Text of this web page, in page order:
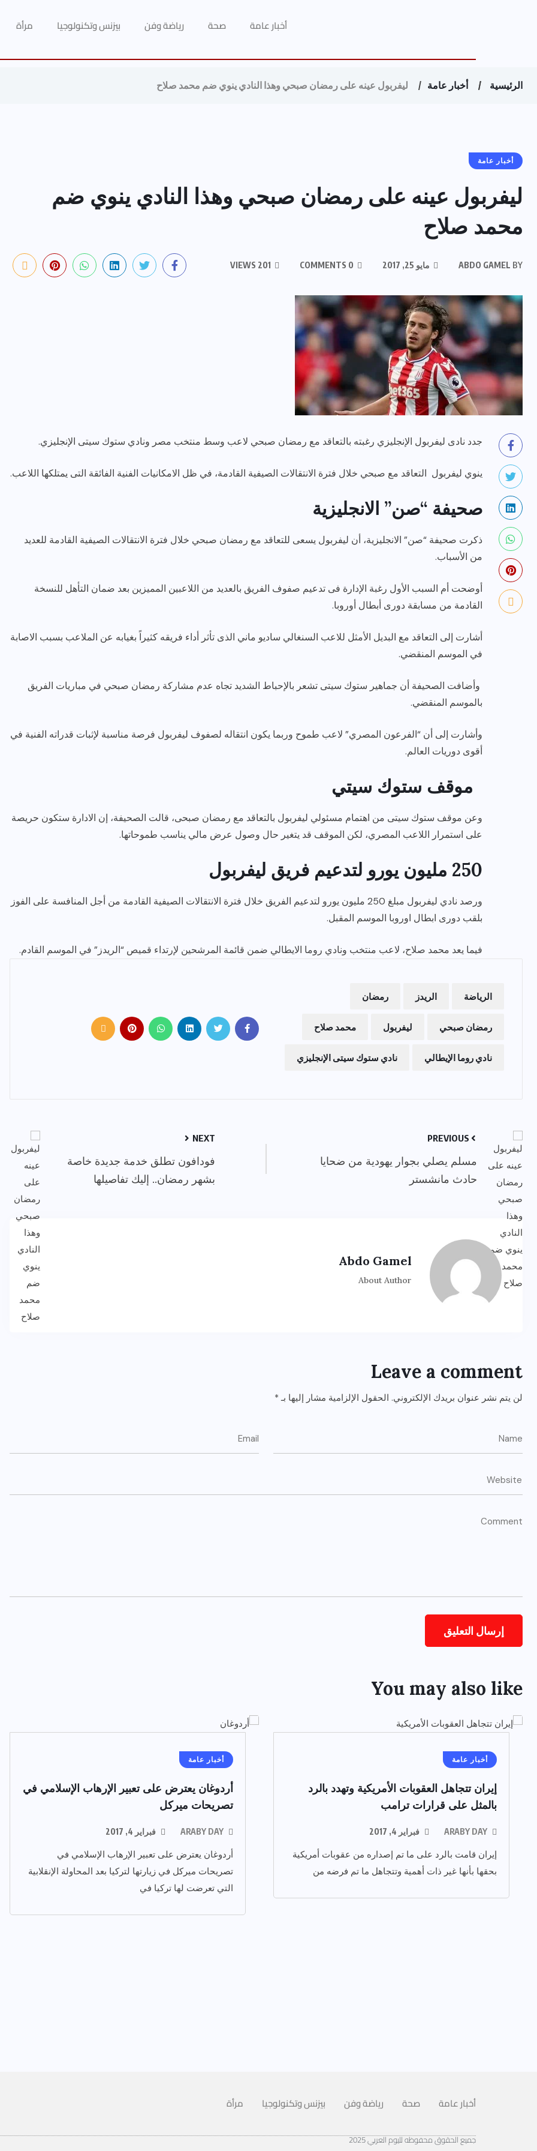
أخبار عامة صحة رياضة وفن بيزنس وتكنولوجيا مرأة
الرئيسية أخبار عامة ليفربول عينه على رمضان صبحي وهذا النادي ينوي ضم محمد صلاح
أخبار عامة
ليفربول عينه على رمضان صبحي وهذا النادي ينوي ضم
محمد صلاح
BY مايو 25, 2017
جدد نادى ليفربول الإنجليزي رغبته بالتعاقد مع رمضان صبحي لاعب وسط منتخب مصر ونادي ستوك سيتى الإنجليزي.
ينوي ليفربول التعاقد مع صبحي خلال فترة الانتقالات الصيفية القادمة، في ظل الامكانيات الفنية الفائقة التى يمتلكها اللاعب.
صحيفة “صن” الانجليزية
ذكرت صحيفة “صن” الانجليزية، أن ليفربول يسعى للتعاقد مع رمضان صبحي خلال فترة الانتقالات الصيفية القادمة للعديد
من الأسباب.
أوضحت أم السبب الأول رغبة الإدارة فى تدعيم صفوف الفريق بالعديد من اللاعبين المميزين بعد ضمان التأهل للنسخة
القادمة من مسابقة دورى أبطال أوروبا.
أشارت إلى التعاقد مع البديل الأمثل للاعب السنغالي ساديو ماني الذى تأثر أداء فريقه كثيراً بغيابه عن الملاعب بسبب الاصابة
في الموسم المنقضي.
وأضافت الصحيفة أن جماهير ستوك سيتى تشعر بالإحباط الشديد تجاه عدم مشاركة رمضان صبحي في مباريات الفريق
بالموسم المنقضي.
وأشارت إلى أن “الفرعون المصري” لاعب طموح وربما يكون انتقاله لصفوف ليفربول فرصة مناسبة لإثبات قدراته الفنية في
أقوى دوريات العالم.
موقف ستوك سيتي
وعن موقف ستوك سيتى من اهتمام مسئولي ليفربول بالتعاقد مع رمضان صبحى، قالت الصحيفة، إن الادارة ستكون حريصة
على استمرار اللاعب المصري، لكن الموقف قد يتغير حال وصول عرض مالي يناسب طموحاتها.
250 مليون يورو لتدعيم فريق ليفربول
ورصد نادي ليفربول مبلغ 250 مليون يورو لتدعيم الفريق خلال فترة الانتقالات الصيفية القادمة من أجل المنافسة على الفوز
بلقب دورى ابطال اوروبا الموسم المقبل.
فيما يعد محمد صلاح، لاعب منتخب ونادي روما الايطالي ضمن قائمة المرشحين لإرتداء قميص “الريدز” في الموسم القادم.
الرياضة الريدز رمضان
رمضان صبحي ليفربول محمد صلاح
نادي روما الإيطالي نادي ستوك سيتى الإنجليزي
مسلم يصلي بجوار يهودية من ضحايا
حادث مانشستر
NEXT
فودافون تطلق خدمة جديدة خاصة
بشهر رمضان.. إليك تفاصيلها
Abdo Gamel
About Author
Leave a comment
لن يتم نشر عنوان بريدك الإلكتروني. الحقول الإلزامية مشار إليها بـ *
You may also like
أخبار عامة
إيران تتجاهل العقوبات الأمريكية وتهدد بالرد
بالمثل على قرارات ترامب
ARABY DAY فبراير 4, 2017
إيران قامت بالرد على ما تم إصداره من عقوبات أمريكية
بحقها بأنها غير ذات أهمية وتتجاهل ما تم فرضه من
أخبار عامة
أردوغان يعترض على تعبير الإرهاب الإسلامي في
تصريحات ميركل
ARABY DAY فبراير 4, 2017
أردوغان يعترض على تعبير الإرهاب الإسلامي في
تصريحات ميركل في زيارتها لتركيا بعد المحاولة الإنقلابية
التي تعرضت لها تركيا في
أخبار عامة رياضة وفن
مع صاحبه السعاده واعلان
أخبار عامة رياضة وفن
الفنانه”شيرين رضا” مع سمر
أخبار عامة صحة رياضة وفن بيزنس وتكنولوجيا مرأة
جميع الحقوق محفوظه لليوم العربي 2025